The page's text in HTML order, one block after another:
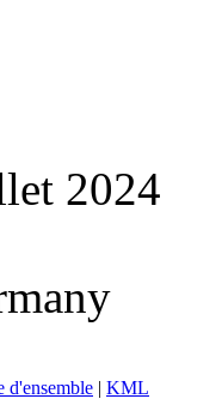
2024
d'ensemble | KML